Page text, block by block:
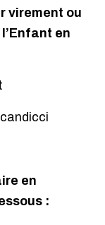
virement ou
en
en
: